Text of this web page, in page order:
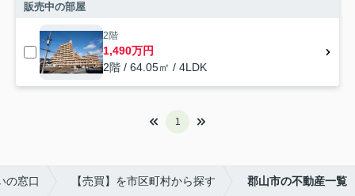
販売中の部屋
2階
1,490万円
2階 / 64.05㎡ / 4LDK
1
の窓口 【売買】を市区町村から探す 郡山市の不動産一覧